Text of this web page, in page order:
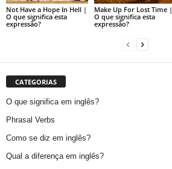
Not Have a Hope In Hell |
O que significa esta
expressão?
Make Up For Lost Time |
O que significa esta
expressão?
CATEGORIAS
O que significa em inglês?
Phrasal Verbs
Como se diz em inglês?
Qual a diferença em inglês?